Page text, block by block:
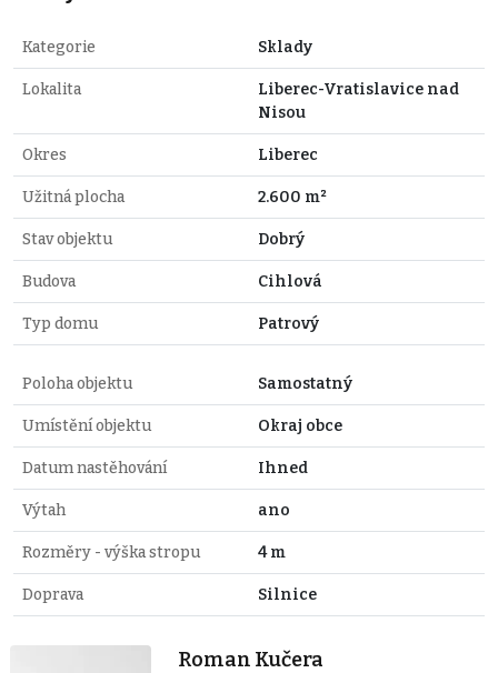
Kategorie Sklady
Lokalita
Liberec-Vratislavice nad
Nisou
Okres Liberec
Užitná plocha 2.600 m²
Stav objektu Dobrý
Budova Cihlová
Typ domu Patrový
Poloha objektu Samostatný
Umístění objektu Okraj obce
Datum nastěhování Ihned
Výtah ano
Rozměry - výška stropu 4 m
Doprava Silnice
Roman Kučera